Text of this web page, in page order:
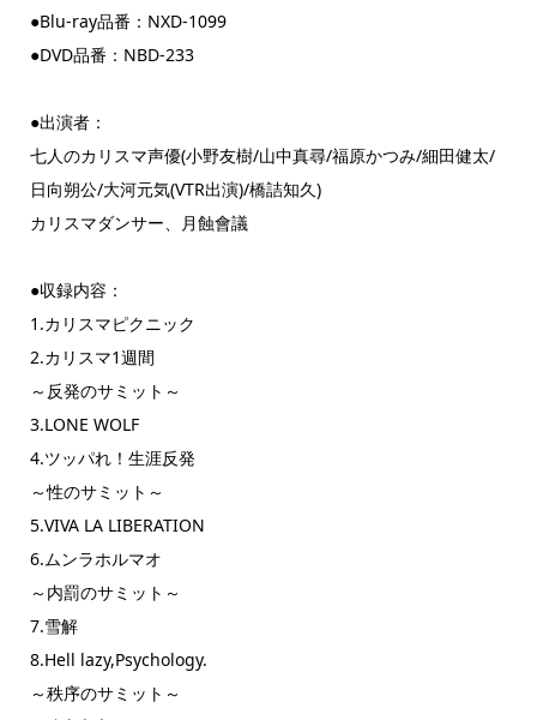
●Blu-ray品番：NXD-1099
●DVD品番：NBD-233
●出演者：
七人のカリスマ声優(小野友樹/山中真尋/福原かつみ/細田健太/
日向朔公/大河元気(VTR出演)/橋詰知久)
カリスマダンサー、月蝕會議
●収録内容：
1.カリスマピクニック
2.カリスマ1週間
～反発のサミット～
3.LONE WOLF
4.ツッパれ！生涯反発
～性のサミット～
5.VIVA LA LIBERATION
6.ムンラホルマオ
～内罰のサミット～
7.雪解
8.Hell lazy,Psychology.
～秩序のサミット～